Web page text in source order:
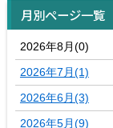
月別ページ一覧
2026年8月(0)
2026年7月(1)
2026年6月(3)
2026年5月(9)